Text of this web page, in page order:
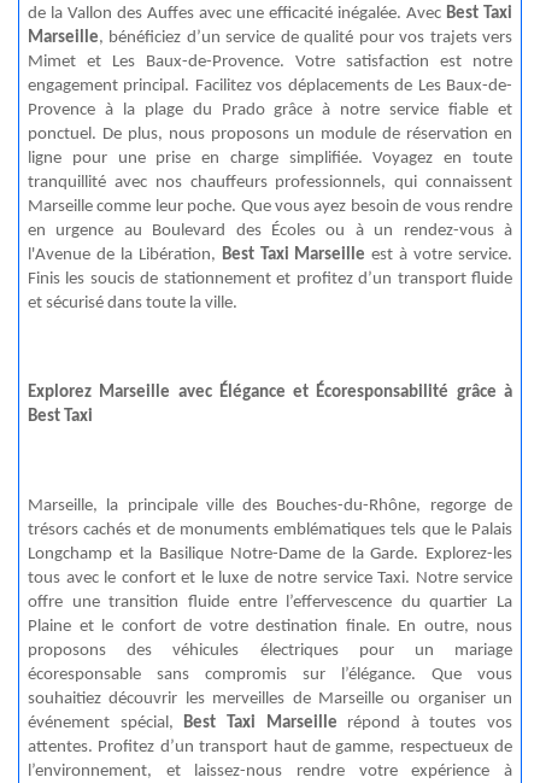
de la Vallon des Auffes avec une efficacité inégalée. Avec Best Taxi
Marseille, bénéficiez d’un service de qualité pour vos trajets vers
Mimet et Les Baux-de-Provence. Votre satisfaction est notre
engagement principal. Facilitez vos déplacements de Les Baux-de-
Provence à la plage du Prado grâce à notre service fiable et
ponctuel. De plus, nous proposons un module de réservation en
ligne pour une prise en charge simplifiée. Voyagez en toute
tranquillité avec nos chauffeurs professionnels, qui connaissent
Marseille comme leur poche. Que vous ayez besoin de vous rendre
en urgence au Boulevard des Écoles ou à un rendez-vous à
l'Avenue de la Libération, Best Taxi Marseille est à votre service.
Finis les soucis de stationnement et profitez d’un transport fluide
et sécurisé dans toute la ville.
Explorez Marseille avec Élégance et Écoresponsabilité grâce à
Best Taxi
Marseille, la principale ville des Bouches-du-Rhône, regorge de
trésors cachés et de monuments emblématiques tels que le Palais
Longchamp et la Basilique Notre-Dame de la Garde. Explorez-les
tous avec le confort et le luxe de notre service Taxi. Notre service
offre une transition fluide entre l’effervescence du quartier La
Plaine et le confort de votre destination finale. En outre, nous
proposons des véhicules électriques pour un mariage
écoresponsable sans compromis sur l’élégance. Que vous
souhaitiez découvrir les merveilles de Marseille ou organiser un
événement spécial, Best Taxi Marseille répond à toutes vos
attentes. Profitez d’un transport haut de gamme, respectueux de
l’environnement, et laissez-nous rendre votre expérience à